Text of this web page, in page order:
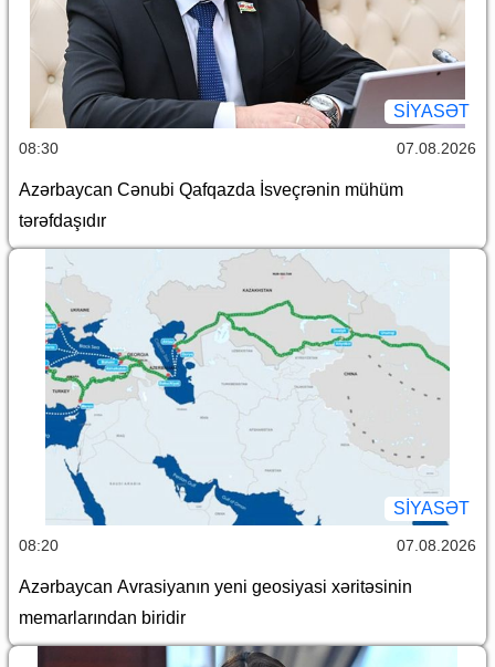
SİYASƏT
08:30 07.08.2026
Azərbaycan Cənubi Qafqazda İsveçrənin mühüm
tərəfdaşıdır
SİYASƏT
08:20 07.08.2026
Azərbaycan Avrasiyanın yeni geosiyasi xəritəsinin
memarlarından biridir